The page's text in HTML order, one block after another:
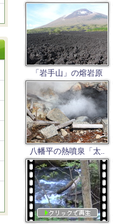
「岩手山」の熔岩原
八幡平の熱噴泉「太..